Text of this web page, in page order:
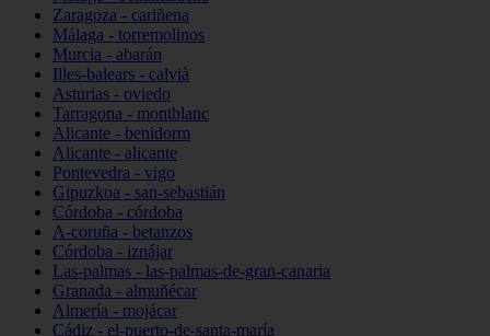
Zaragoza - cariñena
Málaga - torremolinos
Murcia - abarán
Illes-balears - calvià
Asturias - oviedo
Tarragona - montblanc
Alicante - benidorm
Alicante - alicante
Pontevedra - vigo
Gipuzkoa - san-sebastián
Córdoba - córdoba
A-coruña - betanzos
Córdoba - iznájar
Las-palmas - las-palmas-de-gran-canaria
Granada - almuñécar
Almería - mojácar
Cádiz - el-puerto-de-santa-maría